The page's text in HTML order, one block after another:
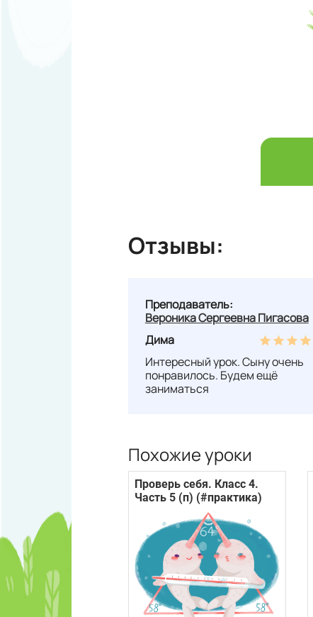
Отзывы:
Преподаватель:
Вероника Сергеевна Пигасова
Дима
Интересный урок. Сыну очень
понравилось. Будем ещё
заниматься
Похожие уроки
Проверь себя. Класс 4.
Часть 5 (п) (#практика)